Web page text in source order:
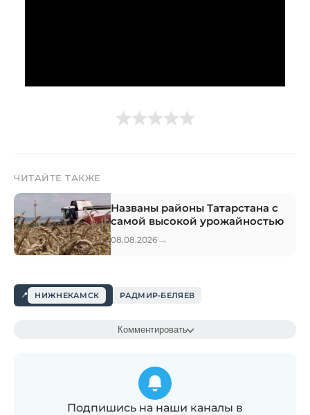
ЧИТАЙТЕ ТАКЖЕ
Названы районы Татарстана с
самой высокой урожайностью
08.08.2026 →
НИЖНЕКАМСК РАДМИР-БЕЛЯЕВ
Комментировать
Подпишись на наши каналы в